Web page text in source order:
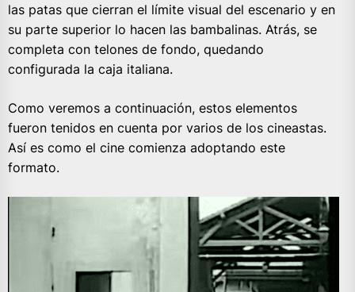
las patas que cierran el límite visual del escenario y en
su parte superior lo hacen las bambalinas. Atrás, se
completa con telones de fondo, quedando
configurada la caja italiana.
Como veremos a continuación, estos elementos
fueron tenidos en cuenta por varios de los cineastas.
Así es como el cine comienza adoptando este
formato.